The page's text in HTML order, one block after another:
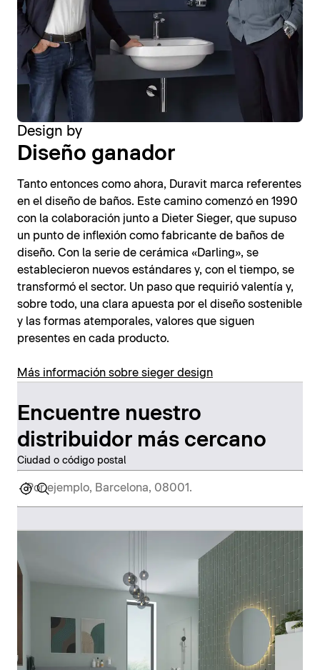
Design by
Diseño ganador
Tanto entonces como ahora, Duravit marca referentes
en el diseño de baños. Este camino comenzó en 1990
con la colaboración junto a Dieter Sieger, que supuso
un punto de inflexión como fabricante de baños de
diseño. Con la serie de cerámica «Darling», se
establecieron nuevos estándares y, con el tiempo, se
transformó el sector. Un paso que requirió valentía y,
sobre todo, una clara apuesta por el diseño sostenible
y las formas atemporales, valores que siguen
presentes en cada producto.
Más información sobre sieger design
Encuentre nuestro
distribuidor más cercano
Ciudad o código postal